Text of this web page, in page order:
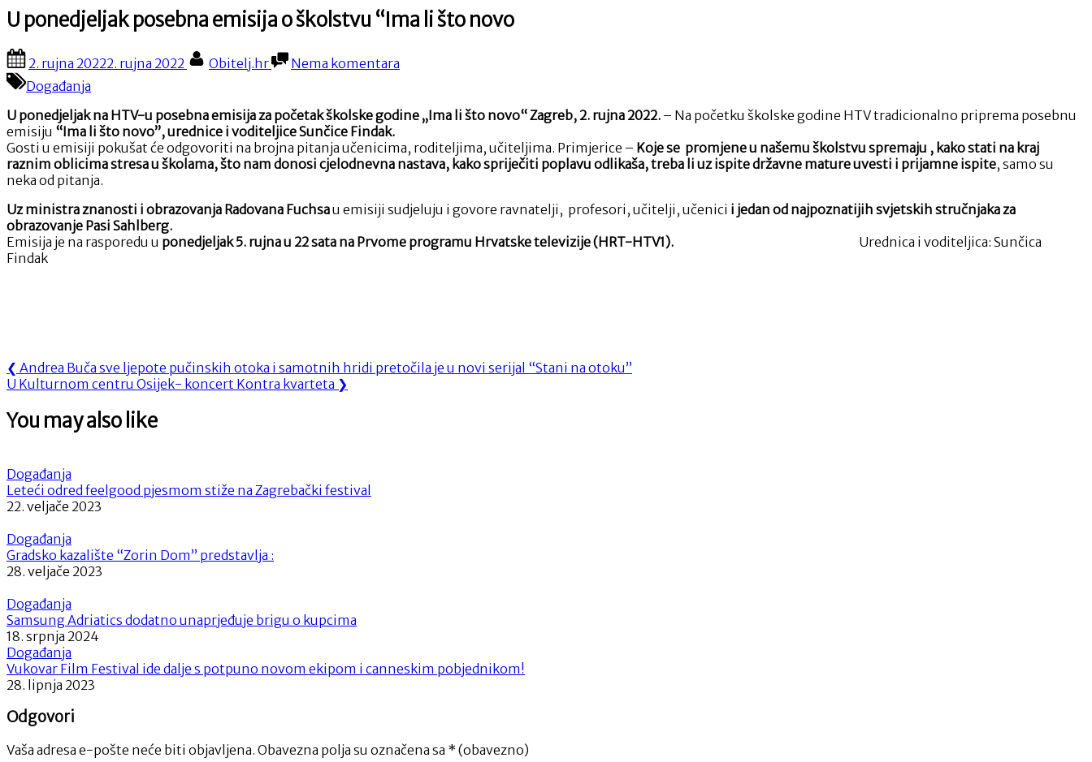
U ponedjeljak posebna emisija o školstvu “Ima li što novo
Posted
on
2. rujna 20222. rujna 2022 By
Obitelj.hr Nema komentara
U
emisija
školstvu
“Ima
što
novo
Događanja
U ponedjeljak na HTV-u posebna emisija za početak školske godine „Ima li što novo“Zagreb, 2. rujna 2022. – Na početku školske godine HTV tradicionalno priprema posebnu
emisiju “Ima li što novo”, urednice i voditeljice Sunčice Findak.
Gosti u emisiji pokušat će odgovoriti na brojna pitanja učenicima, roditeljima, učiteljima. Primjerice – Koje se promjene u našemu školstvu spremaju , kako stati na kraj
raznim oblicima stresa u školama, što nam donosi cjelodnevna nastava, kako spriječiti poplavu odlikaša, treba li uz ispite državne mature uvesti i prijamne ispite, samo su
neka od pitanja.
Uz ministra znanosti i obrazovanja Radovana Fuchsau emisiji sudjeluju i govore ravnatelji, profesori, učitelji, učenici i jedan od najpoznatijih svjetskih stručnjaka za
obrazovanje Pasi Sahlberg.
Emisija je na rasporedu u ponedjeljak 5. rujna u 22 sata na Prvome programu Hrvatske televizije (HRT-HTV1). Urednica i voditeljica: Sunčica
Findak
Navigacija
objava
❮ Previous
Post:
Andrea Buča sve ljepote pučinskih otoka i samotnih hridi pretočila je u novi serijal “Stani na otoku”
Next
U Kulturnom centru Osijek- koncert Kontra kvarteta ❯
You may also like
Događanja
Leteći odred feelgood pjesmom stiže na Zagrebački festival
22. veljače 2023
Događanja
Gradsko kazalište “Zorin Dom” predstavlja :
28. veljače 2023
Događanja
Samsung Adriatics dodatno unaprjeđuje brigu o kupcima
18. srpnja 2024
Događanja
Vukovar Film Festival ide dalje s potpuno novom ekipom i canneskim pobjednikom!
28. lipnja 2023
Odgovori
Vaša adresa e-pošte neće biti objavljena. Obavezna polja su označena sa * (obavezno)